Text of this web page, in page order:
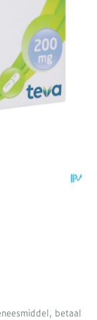
betaal